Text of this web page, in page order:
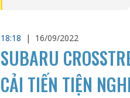
18:18
| 16/09/2022
SUBARU
CẢI TIẾN TIỆN NGHI